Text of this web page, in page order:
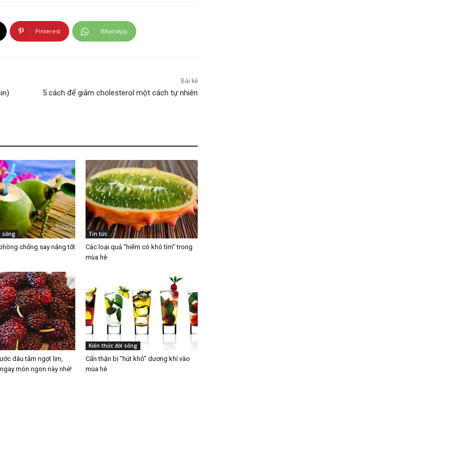
Pinterest WhatsApp
Bài kế
5 cách để giảm cholesterol một cách tự nhiên
sống
chống say nắng tốt
Tin tức
Các loại quả “hiếm có khó tìm” trong
mùa hè
dâu tằm ngọt lịm,
món ngon này nhé!
Kiến thức đời sống
Cẩn thận bị “hút khô” dương khí vào
mùa hè